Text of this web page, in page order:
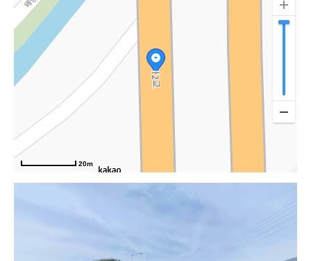
20m
완주고속도